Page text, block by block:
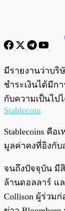
พร้อมเล่น
มีรายงานว่าบริ
ชำระเงินได้มีก
กับความเป็นไป
Stablecoin
Stablecoins คื
มูลค่าคงที่อิงกับ
จนถึงปัจจุบัน มี
ล้านดอลลาร์ แ
Collison ผู้ร่วม